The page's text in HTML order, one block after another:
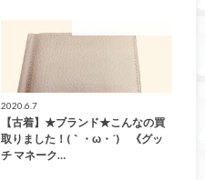
2020.6.7
【古着】★ブランド★こんなの買
取りました！(｀・ω・´)ゞ《グッ
チ マネーク…